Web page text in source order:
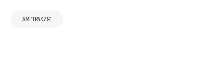
АМ "ТРАКИЯ"
дефиле
лента в насрещното на АМ "Тракия"
Банско
България